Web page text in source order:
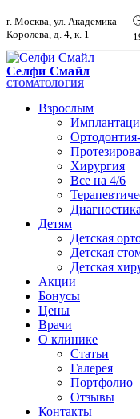
г. Москва, ул. Академика
Королева, д. 4, к. 1
Селфи Смайл
СТОМАТОЛОГИЯ
Взрослым
Хирургия
Все на 4/6
Детям
Детская
Детская
Детская
Акции
Бонусы
Цены
Врачи
О клинике
Статьи
Галерея
Портфолио
Отзывы
Контакты